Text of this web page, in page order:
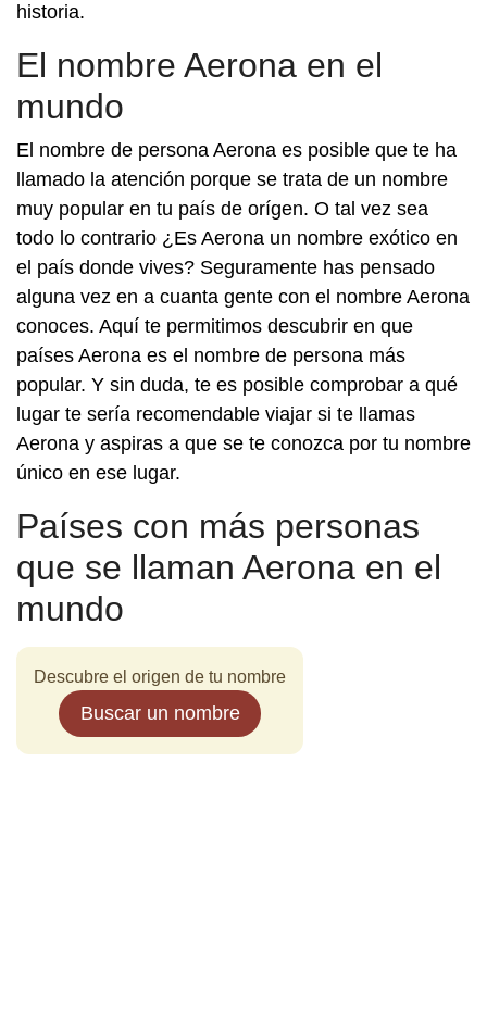
historia.
El nombre Aerona en el
mundo
El nombre de persona Aerona es posible que te ha
llamado la atención porque se trata de un nombre
muy popular en tu país de orígen. O tal vez sea
todo lo contrario ¿Es Aerona un nombre exótico en
el país donde vives? Seguramente has pensado
alguna vez en a cuanta gente con el nombre Aerona
conoces. Aquí te permitimos descubrir en que
países Aerona es el nombre de persona más
popular. Y sin duda, te es posible comprobar a qué
lugar te sería recomendable viajar si te llamas
Aerona y aspiras a que se te conozca por tu nombre
único en ese lugar.
Países con más personas
que se llaman Aerona en el
mundo
Descubre el origen de tu nombre
Buscar un nombre